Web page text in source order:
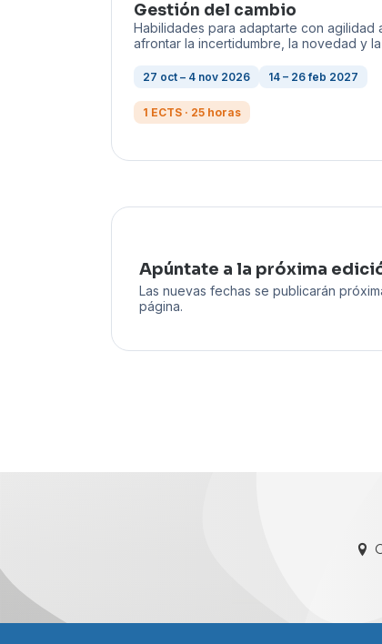
Gestión del cambio
Habilidades para adaptarte con agilidad
afrontar la incertidumbre, la novedad y
27 oct – 4 nov 2026 14 – 26 feb 2027
1 ECTS · 25 horas
Apúntate a la próxima
Las nuevas fechas se publicarán
página.